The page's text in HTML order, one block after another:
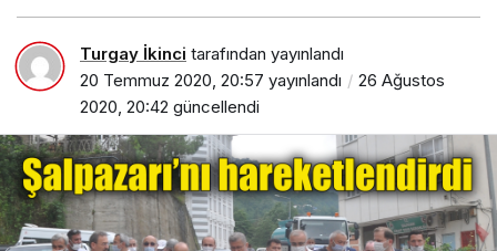
Turgay İkinci tarafından yayınlandı
20 Temmuz 2020, 20:57 yayınlandı
26 Ağustos
2020, 20:42 güncellendi